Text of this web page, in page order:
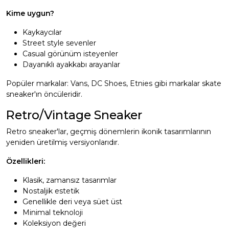
Kime uygun?
Kaykaycılar
Street style sevenler
Casual görünüm isteyenler
Dayanıklı ayakkabı arayanlar
Popüler markalar: Vans, DC Shoes, Etnies gibi markalar skate
sneaker'ın öncüleridir.
Retro/Vintage Sneaker
Retro sneaker'lar, geçmiş dönemlerin ikonik tasarımlarının
yeniden üretilmiş versiyonlarıdır.
Özellikleri:
Klasik, zamansız tasarımlar
Nostaljik estetik
Genellikle deri veya süet üst
Minimal teknoloji
Koleksiyon değeri